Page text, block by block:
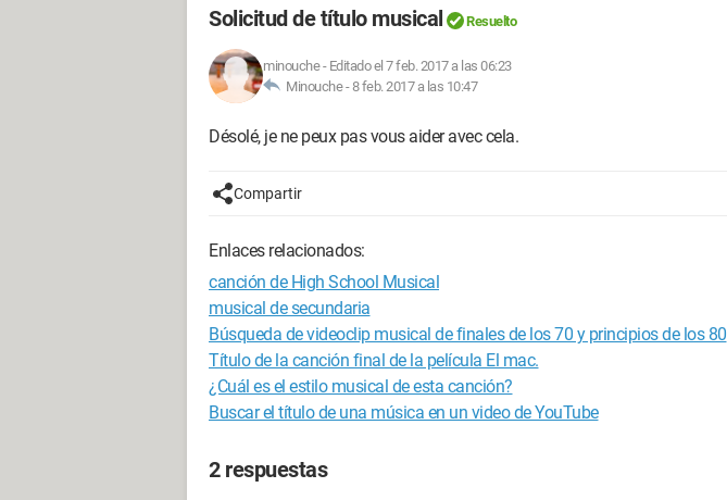
Solicitud de título musical Resuelto
minouche- Editado el 7 feb. 2017 a las 06:23
Minouche -8 feb. 2017 a las 10:47
Désolé, je ne peux pas vous aider avec cela.
Compartir
Enlaces relacionados:
canción de High School Musical
musical de secundaria
Búsqueda de videoclip musical de finales de los 70 y principios de los 80
Título de la canción final de la película El mac.
¿Cuál es el estilo musical de esta canción?
Buscar el título de una música en un video de YouTube
2 respuestas